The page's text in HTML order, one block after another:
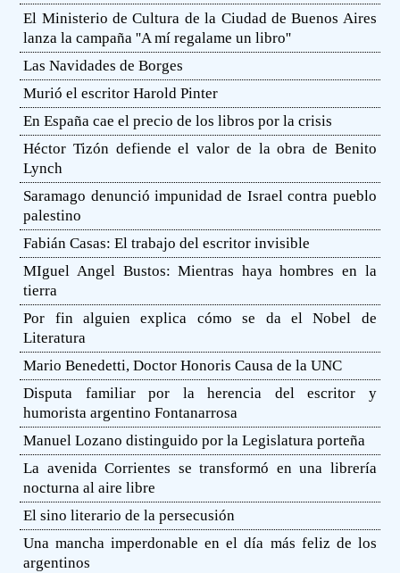
El Ministerio de Cultura de la Ciudad de Buenos Aires
lanza la campaña ''A mí regalame un libro''
Las Navidades de Borges
Murió el escritor Harold Pinter
En España cae el precio de los libros por la crisis
Héctor Tizón defiende el valor de la obra de Benito
Lynch
Saramago denunció impunidad de Israel contra pueblo
palestino
Fabián Casas: El trabajo del escritor invisible
MIguel Angel Bustos: Mientras haya hombres en la
tierra
Por fin alguien explica cómo se da el Nobel de
Literatura
Mario Benedetti, Doctor Honoris Causa de la UNC
Disputa familiar por la herencia del escritor y
humorista argentino Fontanarrosa
Manuel Lozano distinguido por la Legislatura porteña
La avenida Corrientes se transformó en una librería
nocturna al aire libre
El sino literario de la persecusión
Una mancha imperdonable en el día más feliz de los
argentinos